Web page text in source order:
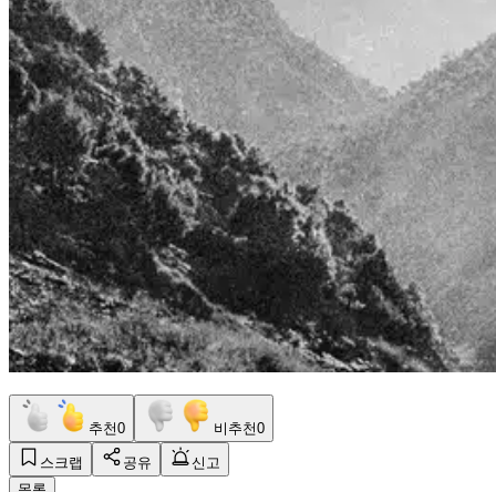
추천0 비추천0
스크랩 공유
신고